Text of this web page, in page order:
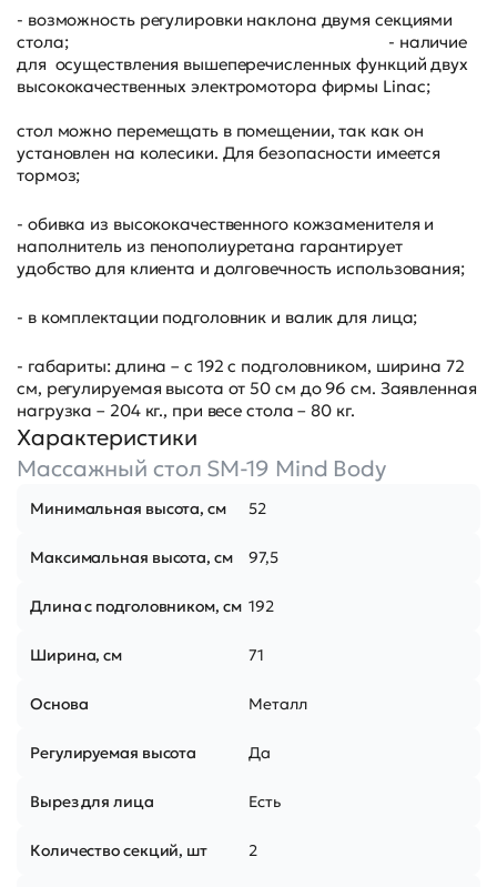
- возможность регулировки наклона двумя секциями
стола; - наличие
для осуществления вышеперечисленных функций двух
высококачественных электромотора фирмы Linac;
стол можно перемещать в помещении, так как он
установлен на колесики. Для безопасности имеется
тормоз;
- обивка из высококачественного кожзаменителя и
наполнитель из пенополиуретана гарантирует
удобство для клиента и долговечность использования;
- в комплектации подголовник и валик для лица;
- габариты: длина – с 192 с подголовником, ширина 72
см, регулируемая высота от 50 см до 96 см. Заявленная
нагрузка – 204 кг., при весе стола – 80 кг.
Характеристики
Массажный стол SM-19 Mind Body
Минимальная высота, см 52
Максимальная высота, см 97,5
Длина с подголовником, см 192
Ширина, см 71
Основа Металл
Регулируемая высота Да
Вырез для лица Есть
Количество секций, шт 2